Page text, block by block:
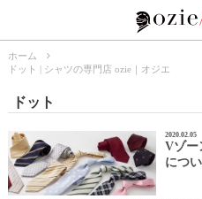
ホーム
ドット | シャツの専門店 ozie｜オジエ
ドット
2020.02.05
Vゾー
につ